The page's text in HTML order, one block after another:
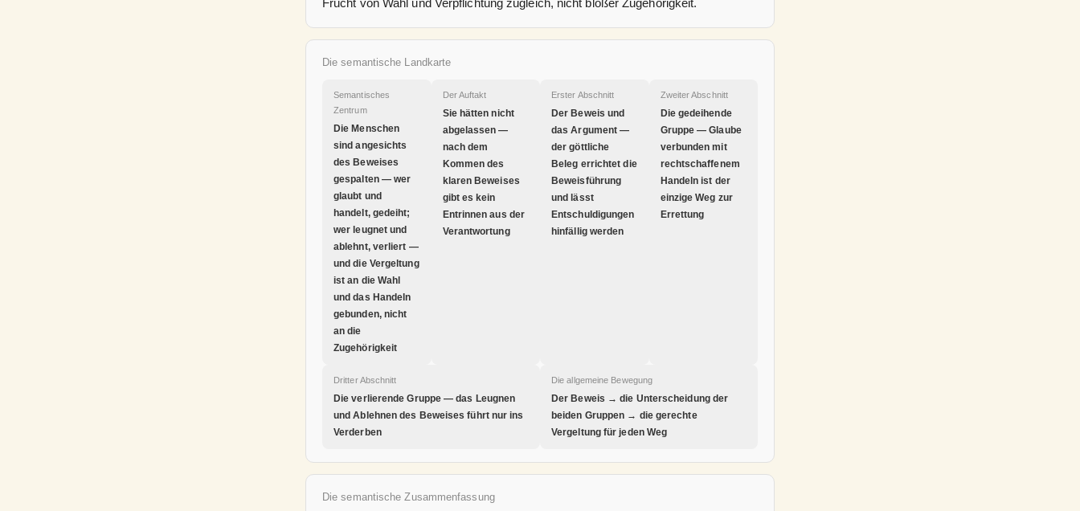
Frucht von Wahl und Verpflichtung zugleich, nicht bloßer Zugehörigkeit.
Die semantische Landkarte
Semantisches
Zentrum
Die Menschen
sind angesichts
des Beweises
gespalten — wer
glaubt und
handelt, gedeiht;
wer leugnet und
ablehnt, verliert —
und die Vergeltung
ist an die Wahl
und das Handeln
gebunden, nicht
an die
Zugehörigkeit
Der Auftakt
Sie hätten nicht
abgelassen —
nach dem
Kommen des
klaren Beweises
gibt es kein
Entrinnen aus der
Verantwortung
Erster Abschnitt
Der Beweis und
das Argument —
der göttliche
Beleg errichtet die
Beweisführung
und lässt
Entschuldigungen
hinfällig werden
Zweiter Abschnitt
Die gedeihende
Gruppe — Glaube
verbunden mit
rechtschaffenem
Handeln ist der
einzige Weg zur
Errettung
Dritter Abschnitt
Die verlierende Gruppe — das Leugnen
und Ablehnen des Beweises führt nur ins
Verderben
Die allgemeine Bewegung
Der Beweis → die Unterscheidung der
beiden Gruppen → die gerechte
Vergeltung für jeden Weg
Die semantische Zusammenfassung